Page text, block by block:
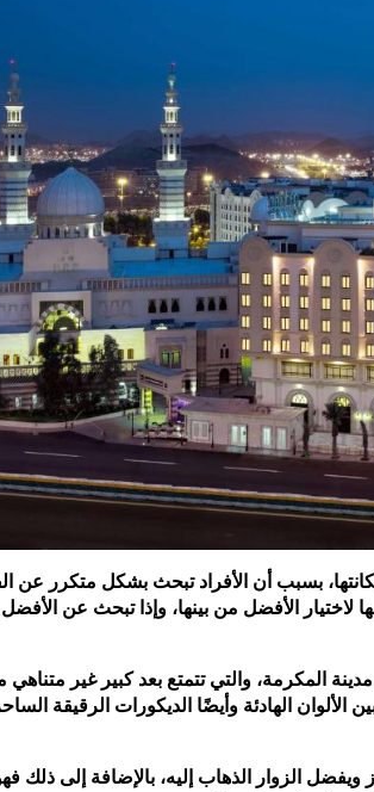
بسبب أن الأفراد تبحث بشكل متكرر عن
لاختيار الأفضل من بينها، وإذا تبحث عن
المكرمة، والتي تتمتع بعد كبير غير متناهي
الألوان الهادئة وأيضًا الديكورات الرقيقة
الزوار الذهاب إليه، بالإضافة إلى ذلك